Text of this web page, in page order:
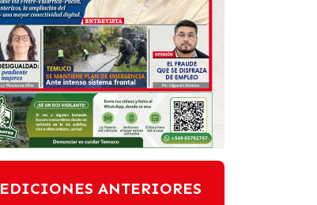
EDICIONES ANTERIORES